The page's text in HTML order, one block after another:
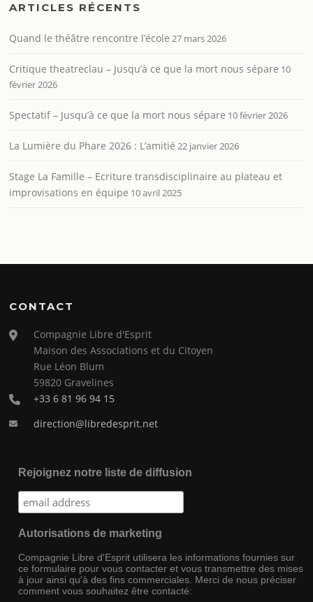
ARTICLES RÉCENTS
Quand le théâtre rencontre l’école 27 mars 2026
Critique theatreclau – Jusqu’à ce que la mort nous sépare 10
février 2026
Spectatif – Jusqu’à ce que la mort nous sépare 10 février 2026
La Lumière du Phare 2026 : L’amitié 22 janvier 2026
Stage La Famille – Ecriture transdisciplinaire au plateau et
improvisations en équipe 10 avril 2025
CONTACT
Compagnie Libre d'Esprit
Maison des Associations et du Citoyen
Rue Léon Blum
59820 Gravelines
+33 6 81 96 94 15
direction@libredesprit.net
Rejoignez notre liste de diffusion
Autorisations de marketing
Compagnie Libre d'Esprit utilisera les informations fournies sur
ce formulaire pour vous contacter et vous transmettre des mises
à jour ainsi qu'à des fins commerciales. Merci de nous préciser
comment vous souhaitez être contacté: